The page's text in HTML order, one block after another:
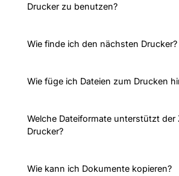
Drucker zu benutzen?
Wie finde ich den nächsten Drucker?
Wie füge ich Dateien zum Drucken
Welche Dateiformate unterstützt der
Drucker?
Wie kann ich Dokumente kopieren?